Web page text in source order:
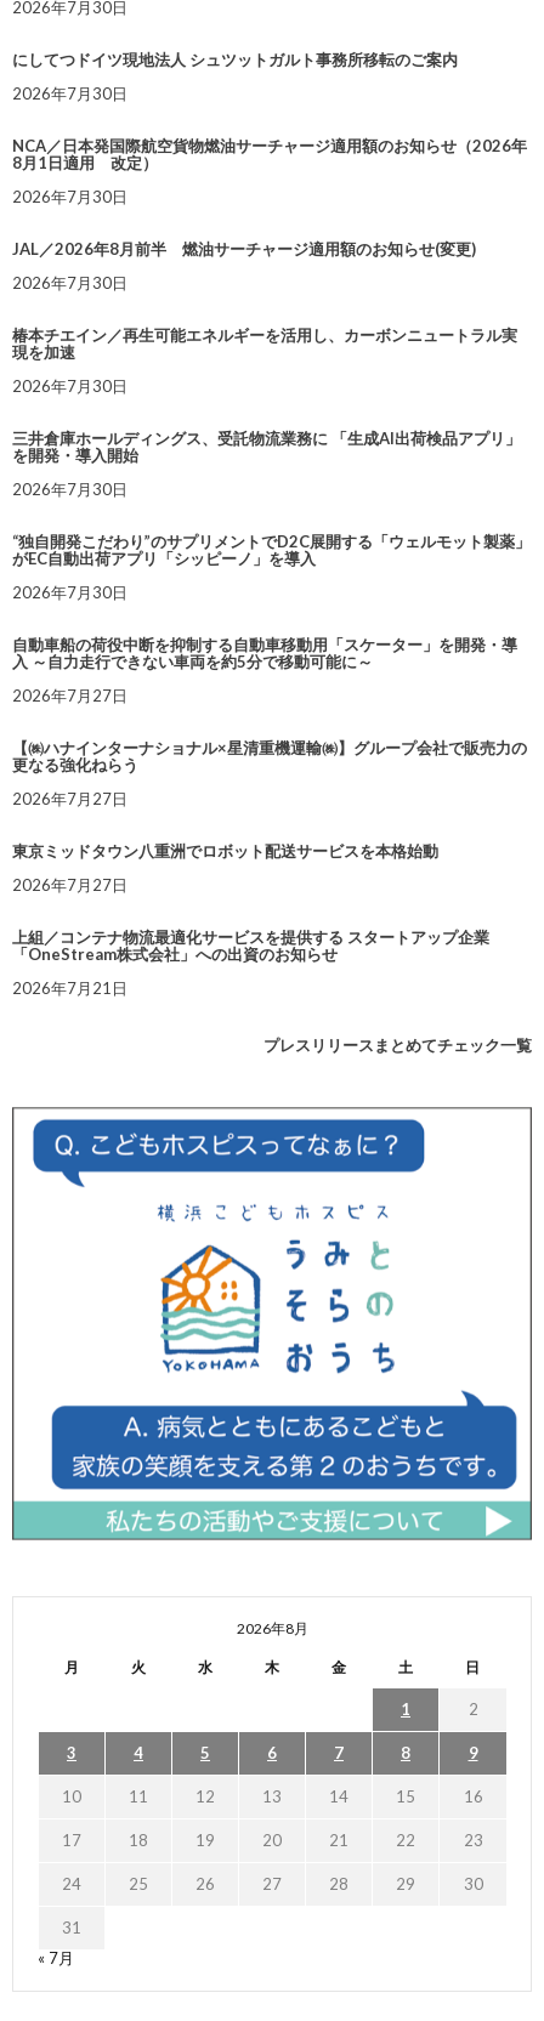
2026年7月30日
にしてつドイツ現地法人 シュツットガルト事務所移転のご案内
2026年7月30日
NCA／日本発国際航空貨物燃油サーチャージ適用額のお知らせ（2026年
8月1日適用 改定）
2026年7月30日
JAL／2026年8月前半 燃油サーチャージ適用額のお知らせ(変更)
2026年7月30日
椿本チエイン／再生可能エネルギーを活用し、カーボンニュートラル実
現を加速
2026年7月30日
三井倉庫ホールディングス、受託物流業務に 「生成AI出荷検品アプリ」
を開発・導入開始
2026年7月30日
“独自開発こだわり”のサプリメントでD2C展開する「ウェルモット製薬」
がEC自動出荷アプリ「シッピーノ」を導入
2026年7月30日
自動車船の荷役中断を抑制する自動車移動用「スケーター」を開発・導
入 ～自力走行できない車両を約5分で移動可能に～
2026年7月27日
【㈱ハナインターナショナル×星清重機運輸㈱】グループ会社で販売力の
更なる強化ねらう
2026年7月27日
東京ミッドタウン八重洲でロボット配送サービスを本格始動
2026年7月27日
上組／コンテナ物流最適化サービスを提供する スタートアップ企業
「OneStream株式会社」への出資のお知らせ
2026年7月21日
プレスリリースまとめてチェック一覧
2026年8月
月 火 水 木 金 土 日
1 2
3 4 5 6 7 8 9
10 11 12 13 14 15 16
17 18 19 20 21 22 23
24 25 26 27 28 29 30
31
« 7月